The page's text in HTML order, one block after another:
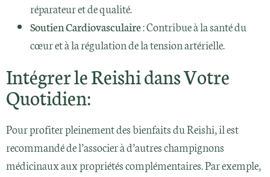
réparateur et de qualité.
Soutien Cardiovasculaire: Contribue à la santé du
cœur et à la régulation de la tension artérielle.
Intégrer le Reishi dans Votre
Quotidien:
Pour profiter pleinement des bienfaits du Reishi, il est
recommandé de l’associer à d’autres champignons
médicinaux aux propriétés complémentaires. Par exemple,